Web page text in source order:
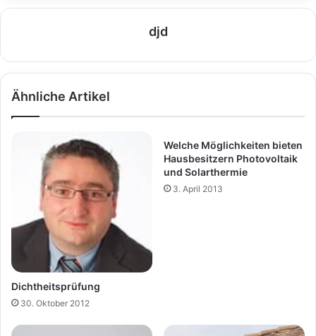
djd
Ähnliche Artikel
Dichtheitsprüfung
30. Oktober 2012
Welche Möglichkeiten bieten
Hausbesitzern Photovoltaik
und Solarthermie
3. April 2013